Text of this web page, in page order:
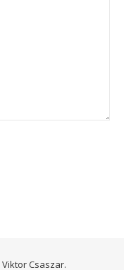
Viktor Csaszar.